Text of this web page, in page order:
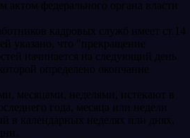
федерального органа власти
кадровых служб имеет ст.14
указано, что "прекращение
начинается на следующий день
определено окончание
месяцами, неделями, истекают в
года, месяца или недели
в календарных неделях или днях,